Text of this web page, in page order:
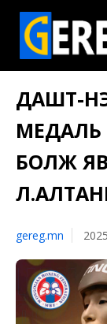
ДАШТ-
МЕДАЛЬ
БОЛЖ
gereg.mn